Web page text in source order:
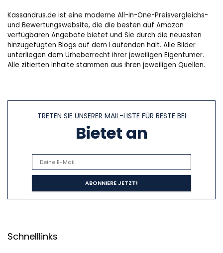
Kassandrus.de ist eine moderne All-in-One-Preisvergleichs-
und Bewertungswebsite, die die besten auf Amazon
verfügbaren Angebote bietet und Sie durch die neuesten
hinzugefügten Blogs auf dem Laufenden hält. Alle Bilder
unterliegen dem Urheberrecht ihrer jeweiligen Eigentümer.
Alle zitierten Inhalte stammen aus ihren jeweiligen Quellen.
TRETEN SIE UNSERER MAIL-LISTE FÜR BESTE BEI
Bietet an
Schnelllinks